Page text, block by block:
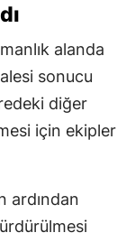
alanda
sonucu
diğer
için ekipler
ardından